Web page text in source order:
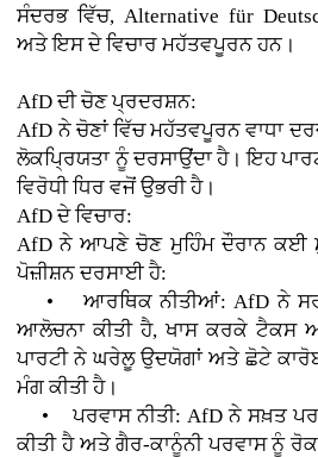
ਸੰਦਰਭ ਵਿੱਚ, Alternative für
ਅਤੇ ਇਸ ਦੇ ਵਿਚਾਰ ਮਹੱਤਵਪੂਰਨ ਹਨ।
AfD ਦੀ ਚੋਣ ਪ੍ਰਦਰਸ਼ਨ:
AfD ਨੇ ਚੋਣਾਂ ਵਿੱਚ ਮਹੱਤਵਪੂਰਨ ਵਾਧਾ
ਲੋਕਪ੍ਰਿਯਤਾ ਨੂੰ ਦਰਸਾਉਂਦਾ ਹੈ। ਇਹ
ਵਿਰੋਧੀ ਧਿਰ ਵਜੋਂ ਉਭਰੀ ਹੈ।
AfD ਦੇ ਵਿਚਾਰ:
AfD ਨੇ ਆਪਣੇ ਚੋਣ ਮੁਹਿੰਮ ਦੌਰਾਨ ਕਈ
ਪੋਜ਼ੀਸ਼ਨ ਦਰਸਾਈ ਹੈ:
• ਆਰਥਿਕ ਨੀਤੀਆਂ: AfD ਨੇ
ਆਲੋਚਨਾ ਕੀਤੀ ਹੈ, ਖਾਸ ਕਰਕੇ ਟੈਕਸ
ਪਾਰਟੀ ਨੇ ਘਰੇਲੂ ਉਦਯੋਗਾਂ ਅਤੇ ਛੋਟੇ
ਮੰਗ ਕੀਤੀ ਹੈ।
• ਪਰਵਾਸ ਨੀਤੀ: AfD ਨੇ ਸਖ਼ਤ
ਕੀਤੀ ਹੈ ਅਤੇ ਗੈਰ-ਕਾਨੂੰਨੀ ਪਰਵਾਸ ਨੂੰ